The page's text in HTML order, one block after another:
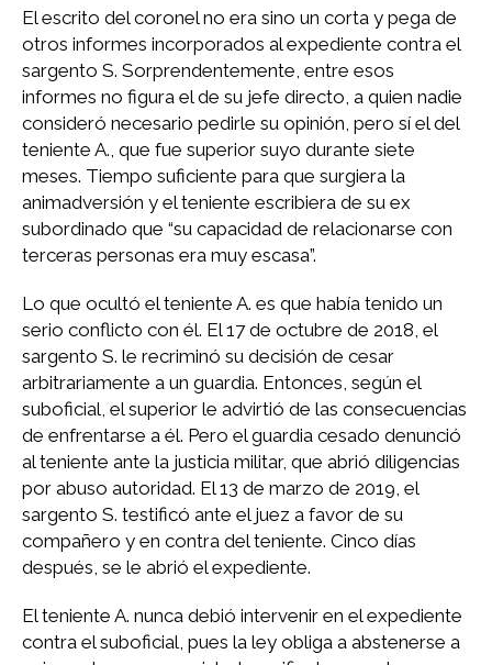
El escrito del coronel no era sino un corta y pega de
otros informes incorporados al expediente contra el
sargento S. Sorprendentemente, entre esos
informes no figura el de su jefe directo, a quien nadie
consideró necesario pedirle su opinión, pero sí el del
teniente A., que fue superior suyo durante siete
meses. Tiempo suficiente para que surgiera la
animadversión y el teniente escribiera de su ex
subordinado que “su capacidad de relacionarse con
terceras personas era muy escasa”.
Lo que ocultó el teniente A. es que había tenido un
serio conflicto con él. El 17 de octubre de 2018, el
sargento S. le recriminó su decisión de cesar
arbitrariamente a un guardia. Entonces, según el
suboficial, el superior le advirtió de las consecuencias
de enfrentarse a él. Pero el guardia cesado denunció
al teniente ante la justicia militar, que abrió diligencias
por abuso autoridad. El 13 de marzo de 2019, el
sargento S. testificó ante el juez a favor de su
compañero y en contra del teniente. Cinco días
después, se le abrió el expediente.
El teniente A. nunca debió intervenir en el expediente
contra el suboficial, pues la ley obliga a abstenerse a